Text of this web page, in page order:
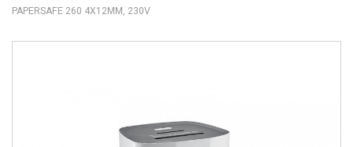
PAPERSAFE 260 4X12MM, 230V